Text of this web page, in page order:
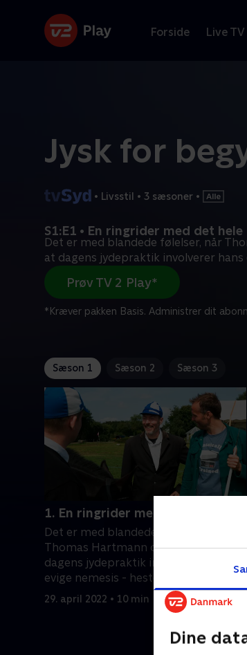
Dine
Forside Live TV
Jysk for
• Livsstil • 3 sæsoner •
S1:E1 • En ringrider med det hele
Det er med blandede følelser, når
at dagens jydepraktik involverer hans
Prøv TV 2 Play*
*Kræver pakken Basis. Administrer dit
Sæson 1 Sæson 2 Sæson 3
1. En ringrider med det hele
Det er med blandede følelser, når
Thomas Hartmann opdager, at
dagens jydepraktik involverer hans
evige nemesis - hesten - og en
omgang sønderjysk ringridning.
29. april 2022 • 10 min